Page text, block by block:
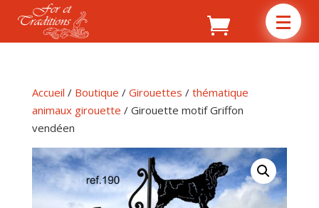
Accueil / Boutique / Girouettes / thématique
animaux girouette / Girouette motif Griffon
vendéen